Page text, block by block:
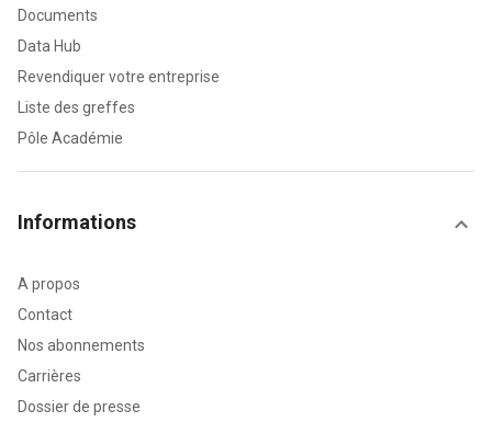
Documents
Data Hub
Revendiquer votre entreprise
Liste des greffes
Pôle Académie
Informations
A propos
Contact
Nos abonnements
Carrières
Dossier de presse